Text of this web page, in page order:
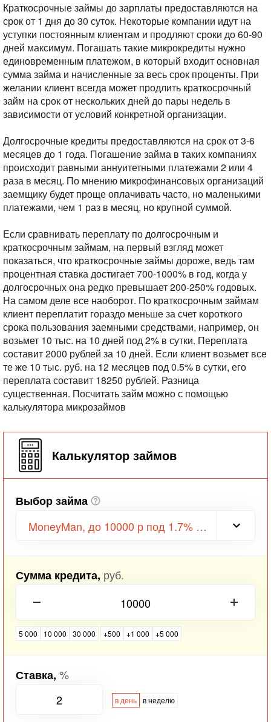
Краткосрочные займы до зарплаты предоставляются на
срок от 1 дня до 30 суток. Некоторые компании идут на
уступки постоянным клиентам и продляют сроки до 60-90
дней максимум. Погашать такие микрокредиты нужно
единовременным платежом, в который входит основная
сумма займа и начисленные за весь срок проценты. При
желании клиент всегда может продлить краткосрочный
займ на срок от нескольких дней до пары недель в
зависимости от условий конкретной организации.
Долгосрочные кредиты предоставляются на срок от 3-6
месяцев до 1 года. Погашение займа в таких компаниях
происходит равными аннуитетными платежами 2 или 4
раза в месяц. По мнению микрофинансовых организаций
заемщику будет проще оплачивать часто, но маленькими
платежами, чем 1 раз в месяц, но крупной суммой.
Если сравнивать переплату по долгосрочным и
краткосрочным займам, на первый взгляд может
показаться, что краткосрочные займы дороже, ведь там
процентная ставка достигает 700-1000% в год, когда у
долгосрочных она редко превышает 200-250% годовых.
На самом деле все наоборот. По краткосрочным займам
клиент переплатит гораздо меньше за счет короткого
срока пользования заемными средствами, например, он
возьмет 10 тыс. на 10 дней под 2% в сутки. Переплата
составит 2000 рублей за 10 дней. Если клиент возьмет все
те же 10 тыс. руб. на 12 месяцев под 0.5% в сутки, его
переплата составит 18250 рублей. Разница
существенная. Посчитать займ можно с помощью
калькулятора микрозаймов
Калькулятор займов
Выбор займа
MoneyMan, до 10000 р под 1.7% в день
Сумма кредита, руб.
5 000 10 000 30 000 +500 +1 000 +5 000
Ставка, %
в день в неделю